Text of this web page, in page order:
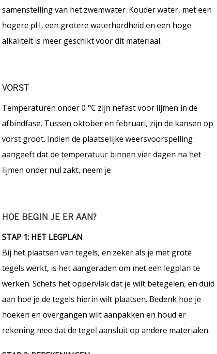
samenstelling van het zwemwater. Kouder water, met een
hogere pH, een grotere waterhardheid en een hoge
alkaliteit is meer geschikt voor dit materiaal.
VORST
Temperaturen onder 0 °C zijn nefast voor lijmen in de
afbindfase. Tussen oktober en februari, zijn de kansen op
vorst groot. Indien de plaatselijke weersvoorspelling
aangeeft dat de temperatuur binnen vier dagen na het
lijmen onder nul zakt, neem je
HOE BEGIN JE ER AAN?
STAP 1: HET LEGPLAN
Bij het plaatsen van tegels, en zeker als je met grote
tegels werkt, is het aangeraden om met een legplan te
werken. Schets het oppervlak dat je wilt betegelen, en duid
aan hoe je de tegels hierin wilt plaatsen. Bedenk hoe je
hoeken en overgangen wilt aanpakken en houd er
rekening mee dat de tegel aansluit op andere materialen.